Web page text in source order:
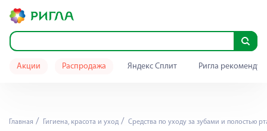
Акции Распродажа Яндекс Сплит Ригла
Главная Гигиена, красота и уход Средства по уходу за зубами и полостью